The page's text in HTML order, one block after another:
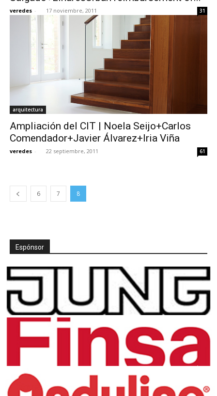
veredes - 17 noviembre, 2011 31
arquitectura
Ampliación del CIT | Noela Seijo+Carlos
Comendador+Javier Álvarez+Iria Viña
veredes - 22 septiembre, 2011 61
6 7 8
Espónsor